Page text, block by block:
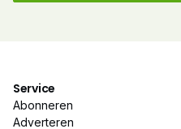
Service
Abonneren
Adverteren